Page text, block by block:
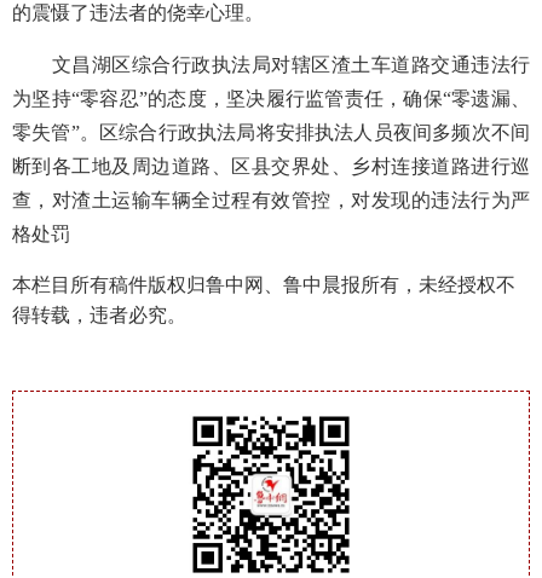
的震慑了违法者的侥幸心理。
文昌湖区综合行政执法局对辖区渣土车道路交通违法行
为坚持“零容忍”的态度，坚决履行监管责任，确保“零遗漏、
零失管”。区综合行政执法局将安排执法人员夜间多频次不间
断到各工地及周边道路、区县交界处、乡村连接道路进行巡
查，对渣土运输车辆全过程有效管控，对发现的违法行为严
格处罚
本栏目所有稿件版权归鲁中网、鲁中晨报所有，未经授权不
得转载，违者必究。